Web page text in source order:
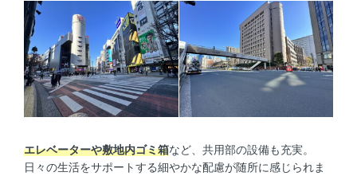
エレベーターや敷地内ゴミ箱など、共用部の設備も充実。
日々の生活をサポートする細やかな配慮が随所に感じられま